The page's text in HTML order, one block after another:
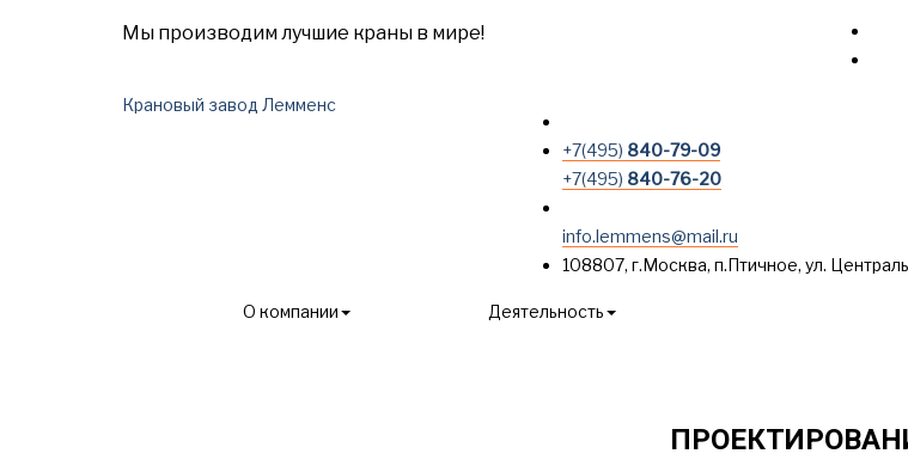
Мы производим лучшие краны в мире!
Крановый завод Лемменс
+7(495) 840-79-09
+7(495) 840-76-20
info.lemmens@mail.ru
108807, г.Москва, п.Птичное, ул.
О компании
Деятельность